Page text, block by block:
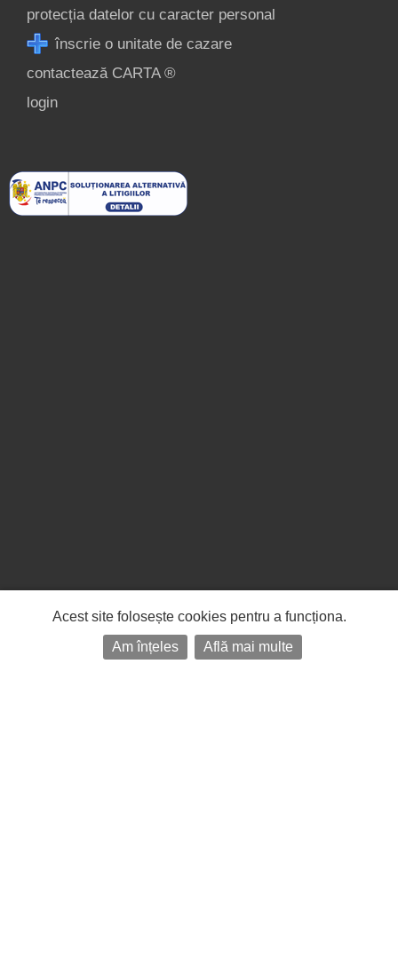
protecția datelor cu caracter personal
înscrie o unitate de cazare
contactează CARTA ®
login
Acest site folosește cookies pentru a funcționa.
Am înțeles
Află mai multe